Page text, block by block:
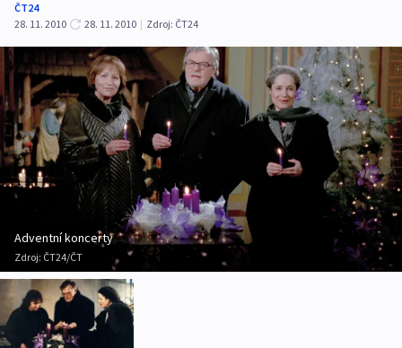
ČT24
28. 11. 2010
28. 11. 2010 | Zdroj: ČT24
Adventní koncerty
Zdroj: ČT24/ČT